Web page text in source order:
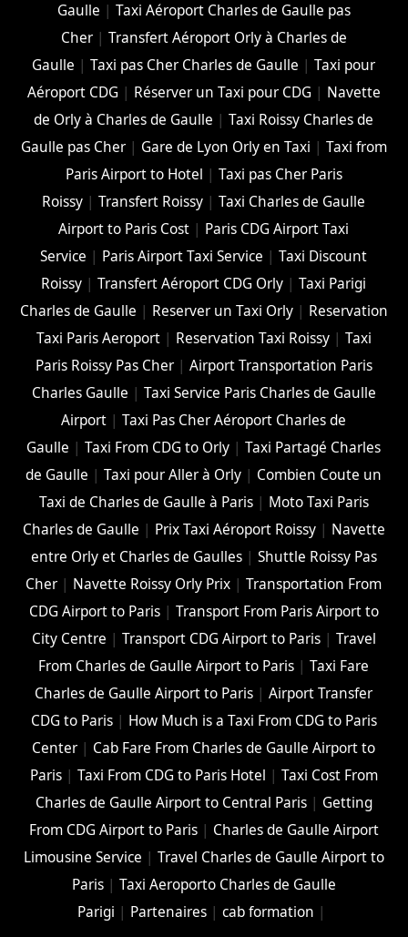
Gaulle | Taxi Aéroport Charles de Gaulle pas
Cher| Transfert Aéroport Orly à Charles de
Gaulle |Taxi pas Cher Charles de Gaulle |Taxi pour
Aéroport CDG | Réserver un Taxi pour CDG | Navette
de Orly à Charles de Gaulle |Taxi Roissy Charles de
Gaulle pas Cher| Gare de Lyon Orly en Taxi | Taxi from
Paris Airport to Hotel | Taxi pas Cher Paris
Roissy |Transfert Roissy |Taxi Charles de Gaulle
Airport to Paris Cost | Paris CDG Airport Taxi
Service | Paris Airport Taxi Service |Taxi Discount
Roissy |Transfert Aéroport CDG Orly |Taxi Parigi
Charles de Gaulle | Reserver un Taxi Orly| Reservation
Taxi Paris Aeroport| Reservation Taxi Roissy| Taxi
Paris Roissy Pas Cher| Airport Transportation Paris
Charles Gaulle | Taxi Service Paris Charles de Gaulle
Airport |Taxi Pas Cher Aéroport Charles de
Gaulle |Taxi From CDG to Orly |Taxi Partagé Charles
de Gaulle |Taxi pour Aller à Orly | Combien Coute un
Taxi de Charles de Gaulle à Paris| Moto Taxi Paris
Charles de Gaulle | Prix Taxi Aéroport Roissy| Navette
entre Orly et Charles de Gaulles| Shuttle Roissy Pas
Cher | Navette Roissy Orly Prix |Transportation From
CDG Airport to Paris| Transport From Paris Airport to
City Centre | Transport CDG Airport to Paris| Travel
From Charles de Gaulle Airport to Paris |Taxi Fare
Charles de Gaulle Airport to Paris |Airport Transfer
CDG to Paris| How Much is a Taxi From CDG to Paris
Center | Cab Fare From Charles de Gaulle Airport to
Paris| Taxi From CDG to Paris Hotel | Taxi Cost From
Charles de Gaulle Airport to Central Paris| Getting
From CDG Airport to Paris| Charles de Gaulle Airport
Limousine Service | Travel Charles de Gaulle Airport to
Paris| Taxi Aeroporto Charles de Gaulle
Parigi | Partenaires |cab formation |